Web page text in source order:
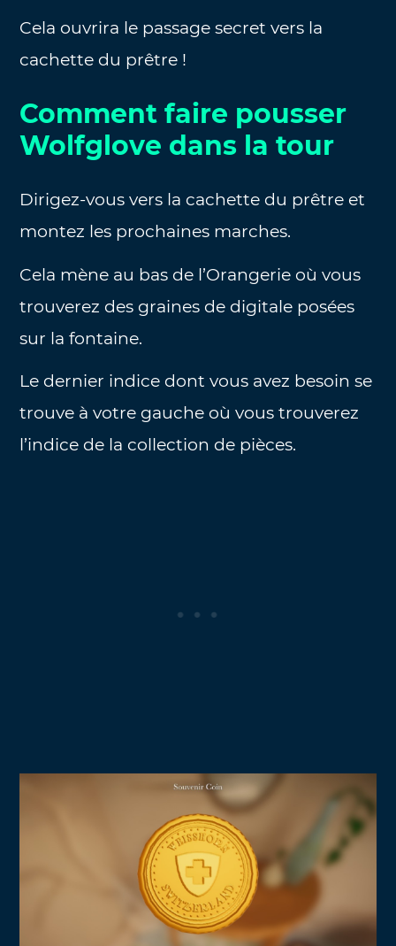
Cela ouvrira le passage secret vers la
cachette du prêtre !
Comment faire pousser
Wolfglove dans la tour
Dirigez-vous vers la cachette du prêtre et
montez les prochaines marches.
Cela mène au bas de l’Orangerie où vous
trouverez des graines de digitale posées
sur la fontaine.
Le dernier indice dont vous avez besoin se
trouve à votre gauche où vous trouverez
l’indice de la collection de pièces.